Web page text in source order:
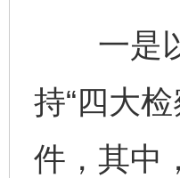
一是以
持“四大
件，其中